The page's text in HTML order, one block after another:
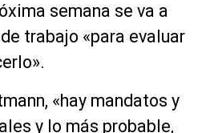
semana se va a
trabajo «para evaluar
«hay mandatos y
y lo más probable,